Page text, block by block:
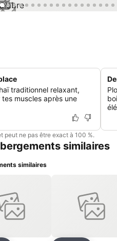
25
traditionnel relaxant,
muscles après une
peut ne pas être exact à 100 %.
similaires
similaires